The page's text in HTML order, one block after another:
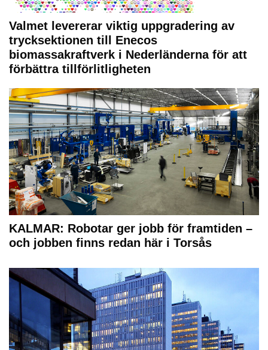
Valmet levererar viktig uppgradering av
trycksektionen till Enecos
biomassakraftverk i Nederländerna för att
förbättra tillförlitligheten
KALMAR: Robotar ger jobb för framtiden –
och jobben finns redan här i Torsås